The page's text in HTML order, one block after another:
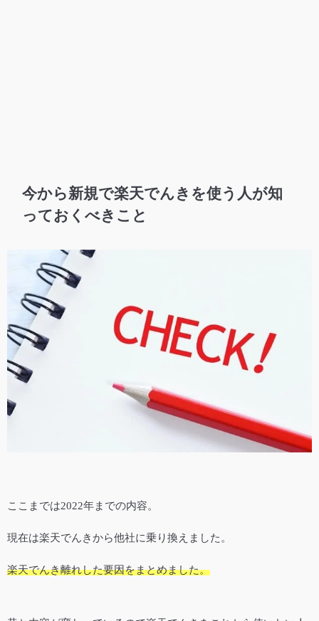
今から新規で楽天でんきを使う人が知
っておくべきこと
ここまでは2022年までの内容。
現在は楽天でんきから他社に乗り換えました。
楽天でんき離れした要因をまとめました。